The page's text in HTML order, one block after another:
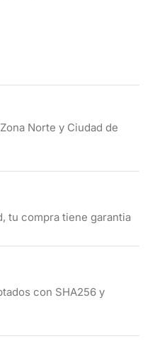
Norte y Ciudad de
tu compra tiene garantia
con SHA256 y